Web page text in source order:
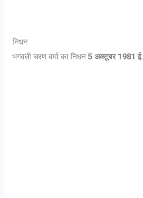
निधन
भगवती चरण वर्मा का निधन5 अक्टूबर 1981 ई.